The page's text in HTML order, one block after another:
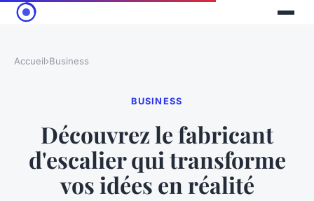
Accueil›Business
BUSINESS
Découvrez le fabricant
d'escalier qui transforme
vos idées en réalité